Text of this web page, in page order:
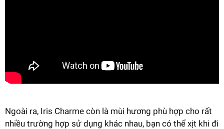
Ngoài ra, Iris Charme còn là mùi hương phù hợp cho rất
nhiều trường hợp sử dụng khác nhau, bạn có thể xịt khi đi